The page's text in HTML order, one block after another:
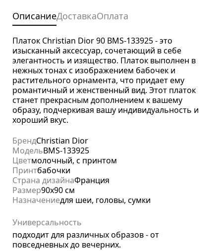
ОписаниеДоставкаОплата
Платок Christian Dior 90 BMS-133925 - это
изысканный аксессуар, сочетающий в себе
элегантность и изящество. Платок выполнен в
нежных тонах с изображением бабочек и
растительного орнамента, что придает ему
романтичный и женственный вид. Этот платок
станет прекрасным дополнением к вашему
образу, подчеркивая вашу индивидуальность и
хороший вкус.
БрендChristian Dior
МодельBMS-133925
Цветмолочный, с принтом
Принтбабочки
Страна дизайнаФранция
Размер90x90 см
Назначениедля шеи, головы, сумки
Универсальность
подходит для различных образов - от
повседневных до вечерних.